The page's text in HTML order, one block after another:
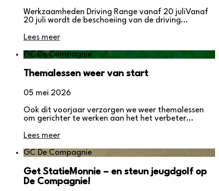
Werkzaamheden Driving Range vanaf 20 juliVanaf
20 juli wordt de beschoeiing van de driving...
Lees meer
GC De Compagnie
Themalessen weer van start
05 mei 2026
Ook dit voorjaar verzorgen we weer themalessen
om gerichter te werken aan het het verbeter...
Lees meer
GC De Compagnie
Get StatieMonnie – en steun jeugdgolf op
De Compagnie!